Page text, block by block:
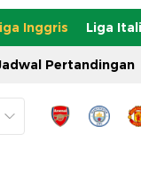
Inggris Liga
Pertandingan